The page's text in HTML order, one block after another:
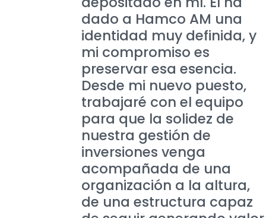
dado a Hamco AM una
identidad muy definida, y
mi compromiso es
preservar esa esencia.
Desde mi nuevo puesto,
trabajaré con el equipo
para que la solidez de
nuestra gestión de
inversiones venga
acompañada de una
organización a la altura,
de una estructura capaz